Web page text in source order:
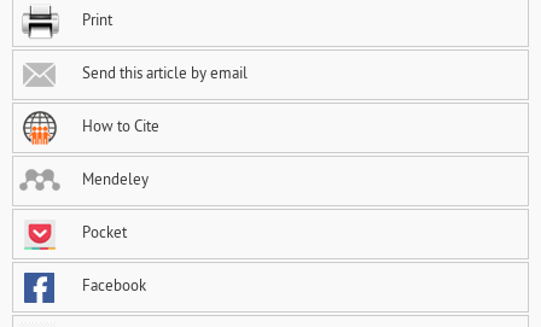
Print
Send this article by email
How to Cite
Mendeley
Pocket
Facebook